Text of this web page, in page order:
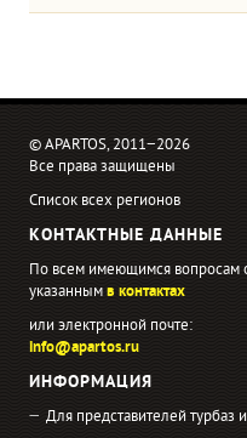
© APARTOS, 2011−2026
Все права защищены
Список всех регионов
КОНТАКТНЫЕ ДАННЫЕ
По всем имеющимся вопросам
указаннымв контактах
или электронной почте:
info@apartos.ru
ИНФОРМАЦИЯ
Для представителей турбаз